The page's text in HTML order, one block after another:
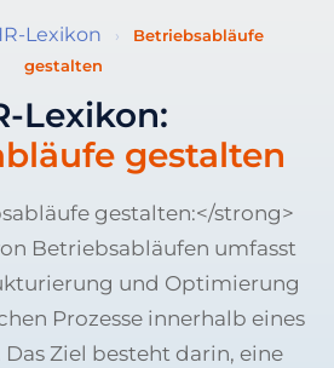
Lexikon ›
Betriebsabläufe
gestalten
Lexikon:
gestalten
gestalten:</strong>
Betriebsabläufen umfasst
und Optimierung
Prozesse innerhalb eines
Ziel besteht darin, eine